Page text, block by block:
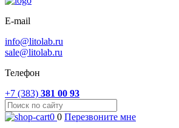
E-mail
info@litolab.ru
sale@litolab.ru
Телефон
+7 (383) 381 00 93
0 0 Перезвоните мне